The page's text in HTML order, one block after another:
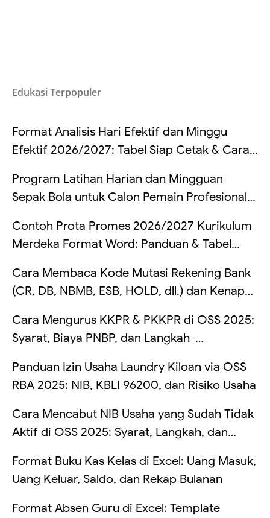
Edukasi Terpopuler
Format Analisis Hari Efektif dan Minggu
Efektif 2026/2027: Tabel Siap Cetak & Cara
Program Latihan Harian dan Mingguan
Sepak Bola untuk Calon Pemain Profesional
Contoh Prota Promes 2026/2027 Kurikulum
Merdeka Format Word: Panduan & Tabel
Cara Membaca Kode Mutasi Rekening Bank
(CR, DB, NBMB, ESB, HOLD, dll.) dan Kenapa
Cara Mengurus KKPR & PKKPR di OSS 2025:
Syarat, Biaya PNBP, dan Langkah-
Panduan Izin Usaha Laundry Kiloan via OSS
RBA 2025: NIB, KBLI 96200, dan Risiko Usaha
Cara Mencabut NIB Usaha yang Sudah Tidak
Aktif di OSS 2025: Syarat, Langkah, dan
Format Buku Kas Kelas di Excel: Uang Masuk,
Uang Keluar, Saldo, dan Rekap Bulanan
Format Absen Guru di Excel: Template